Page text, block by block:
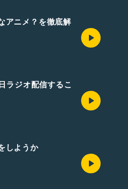
アニメ？を徹底解
ラジオ配信するこ
しようか